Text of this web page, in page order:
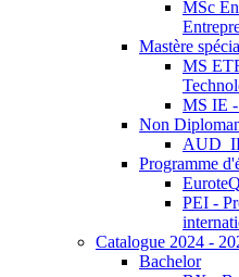
MSc
Mastère
MS
MS IE
Non
Programme
PEI -
Catalogue 2024 -
Bachelor